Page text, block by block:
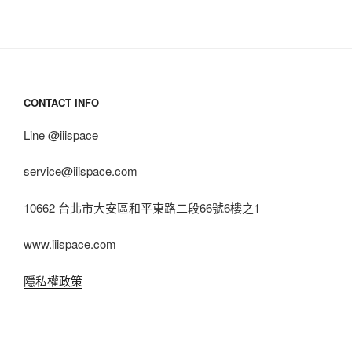
CONTACT INFO
Line @iiispace
service@iiispace.com
10662 台北市大安區和平東路二段66號6樓之1
www.iiispace.com
隱私權政策